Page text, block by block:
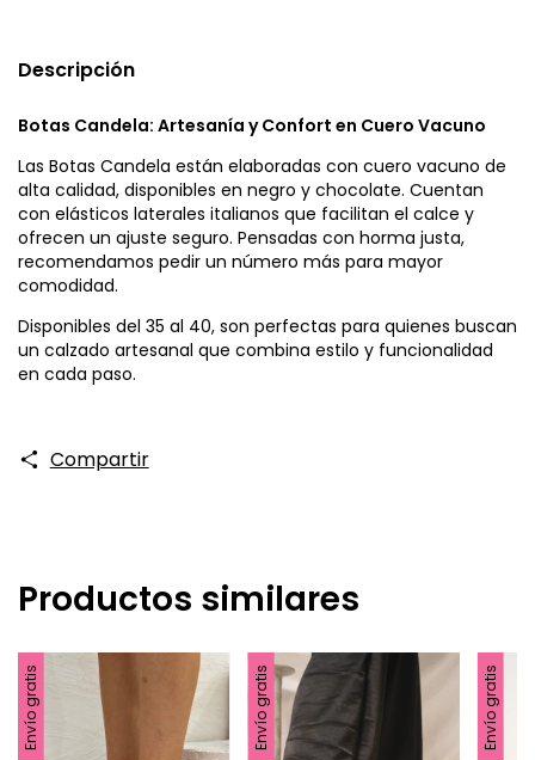
Descripción
Botas Candela: Artesanía y Confort en Cuero Vacuno
Las Botas Candela están elaboradas con cuero vacuno de
alta calidad, disponibles en negro y chocolate. Cuentan
con elásticos laterales italianos que facilitan el calce y
ofrecen un ajuste seguro. Pensadas con horma justa,
recomendamos pedir un número más para mayor
comodidad.
Disponibles del 35 al 40, son perfectas para quienes buscan
un calzado artesanal que combina estilo y funcionalidad
en cada paso.
Compartir
Productos similares
Envío gratis Envío gratis Envío gratis